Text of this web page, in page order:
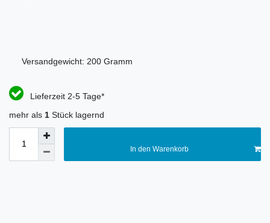
Versandgewicht: 200 Gramm
Lieferzeit 2-5 Tage*
mehr als 1 Stück lagernd
In den Warenkorb